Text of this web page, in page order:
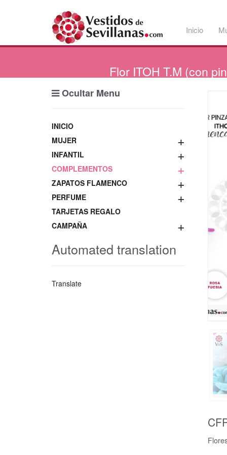
Inicio
FlorITOH T.M (con
Ocultar Menu
INICIO
+
MUJER
+
INFANTIL
+
COMPLEMENTOS
+
ZAPATOS FLAMENCO
+
PERFUME
TARJETAS REGALO
+
CAMPAÑA
Automated translation
Translate